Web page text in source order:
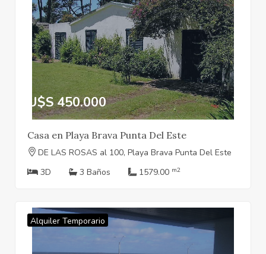
U$S 450.000
Casa en Playa Brava Punta Del Este
DE LAS ROSAS al 100, Playa Brava Punta Del Este
3D
3 Baños 1579.00 m2
Alquiler Temporario